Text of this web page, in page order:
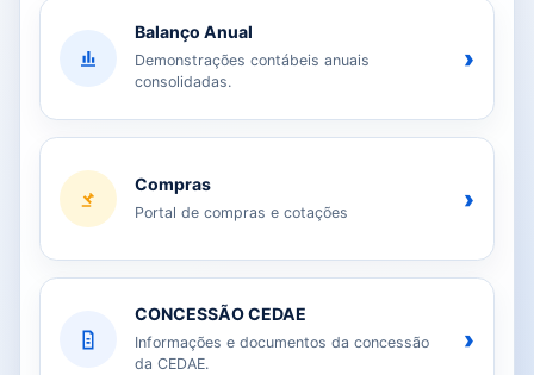
Balanço Anual
Demonstrações contábeis anuais
consolidadas.
›
Compras
Portal de compras e cotações ›
CONCESSÃO CEDAE
Informações e documentos da concessão
da CEDAE.
›